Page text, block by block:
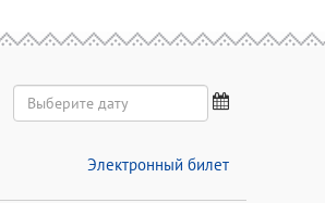
Электронный билет